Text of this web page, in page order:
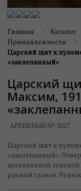
Главная Каталог
Принадлежности
Царский щит к
«заклепанный»
Царский
Максим,
АРХИВНЫЙ №:3027
Царский щит к
«заклепанный».
арсенальной
ранний станок.